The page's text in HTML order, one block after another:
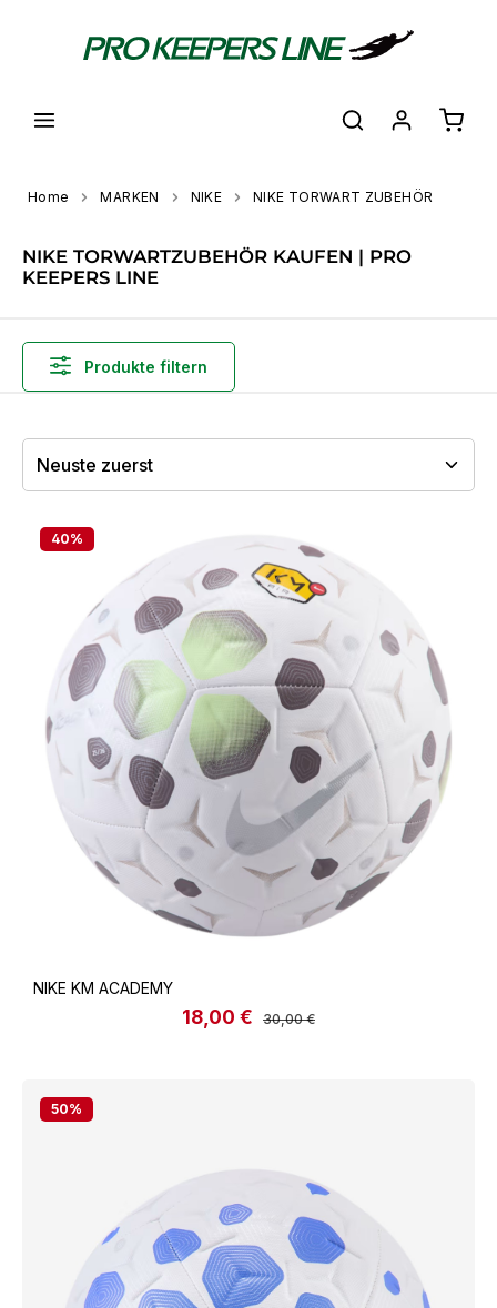
Home MARKEN NIKE NIKE TORWART ZUBEHÖR
NIKE TORWARTZUBEHÖR KAUFEN | PRO
KEEPERS LINE
Produkte filtern
40%
NIKE KM ACADEMY
Verkaufspreis:
18,00 € Regulärer Preis:
30,00 €
50%